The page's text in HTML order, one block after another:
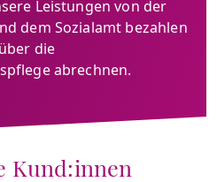
Leistungen von der
dem Sozialamt bezahlen
die
abrechnen.
Kund:innen